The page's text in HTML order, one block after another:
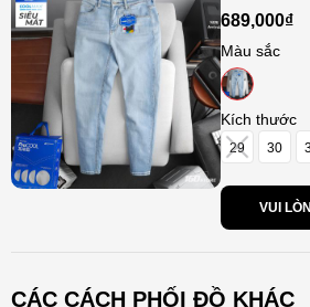
Slim
689,000₫
Màu sắc
Kích thước
29 30
VUI
CÁC CÁCH PHỐI ĐỒ KHÁC